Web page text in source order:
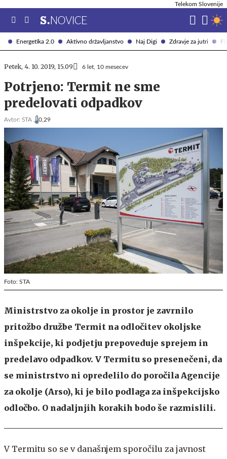
Energetika 2.0 Aktivno državljanstvo Naj Digi Zdravje za jutri
Telekom Slovenije
Petek, 4. 10. 2019, 15.09 6 let, 10 mesecev
Potrjeno: Termit ne sme
predelovati odpadkov
Avtor: STA , 0,29
Foto: STA
Ministrstvo za okolje in prostor je zavrnilo
pritožbo družbe Termit na odločitev okoljske
inšpekcije, ki podjetju prepoveduje sprejem in
predelavo odpadkov. V Termitu so presenečeni, da
se ministrstvo ni opredelilo do poročila Agencije
za okolje (Arso), ki je bilo podlaga za inšpekcijsko
odločbo. O nadaljnjih korakih bodo še razmislili.
V Termitu so se v današnjem sporočilu za javnost